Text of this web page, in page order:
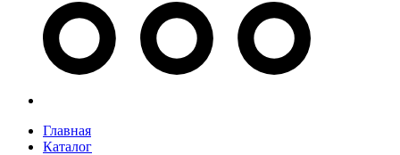
Главная
Каталог